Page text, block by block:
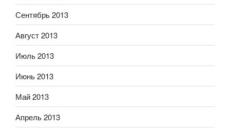
Сентябрь 2013
Август 2013
Июль 2013
Июнь 2013
Май 2013
Апрель 2013